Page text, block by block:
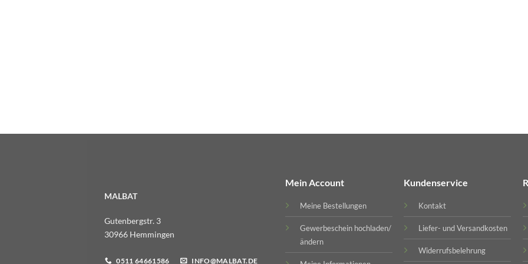
MALBAT
Gutenbergstr. 3
30966 Hemmingen
0511 64661586 INFO@MALBAT.DE
Mein Account
Meine Bestellungen
Gewerbeschein hochladen/
ändern
Kundenservice
Kontakt
Liefer- und Versandkosten
Widerrufsbelehrung